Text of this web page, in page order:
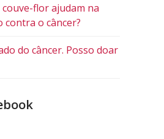
flor ajudam na
contra o câncer?
do câncer. Posso doar